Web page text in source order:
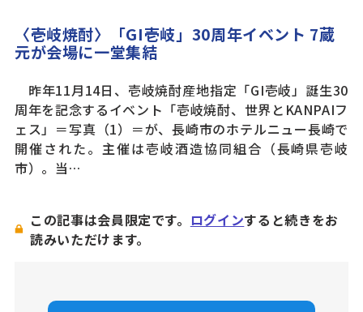
〈壱岐焼酎〉「GI壱岐」30周年イベント 7蔵
元が会場に一堂集結
昨年11月14日、壱岐焼酎産地指定「GI壱岐」誕生30
周年を記念するイベント「壱岐焼酎、世界とKANPAIフ
ェス」＝写真（1）＝が、長崎市のホテルニュー長崎で
開催された。主催は壱岐酒造協同組合（長崎県壱岐
市）。当…
この記事は会員限定です。 ログインすると続きをお
読みいただけます。